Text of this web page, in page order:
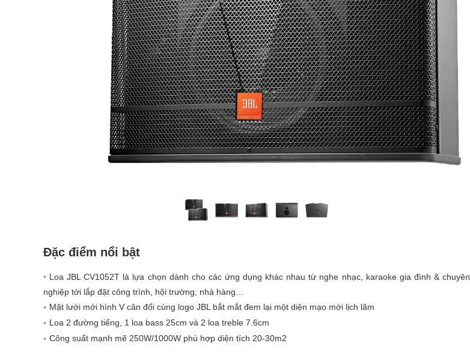
Đặc điểm nổi bật
Loa JBL CV1052T là lựa chọn dành cho các ứng dụng khác nhau từ nghe nhạc, karaoke gia đình & chuyên
nghiệp tới lắp đặt công trình, hội trường, nhà hàng…
Mặt lưới mới hình V cân đối cùng logo JBL bắt mắt đem lại một diện mạo mới lịch lãm
Loa 2 đường tiếng, 1 loa bass 25cm và 2 loa treble 7.6cm
Công suất mạnh mẽ 250W/1000W phù hợp diện tích 20-30m2